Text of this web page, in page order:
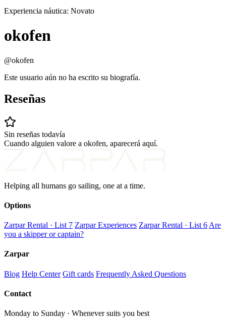
Experiencia náutica: Novato
okofen
@okofen
Este usuario aún no ha escrito su biografía.
Reseñas
Sin reseñas todavía
Cuando alguien valore a okofen, aparecerá aquí.
Helping all humans go sailing, one at a time.
Options
Zarpar Rental · List 7 Zarpar Experiences Zarpar Rental · List 6 Are
you a skipper or captain?
Zarpar
Blog Help Center Gift cards Frequently Asked Questions
Contact
Monday to Sunday · Whenever suits you best